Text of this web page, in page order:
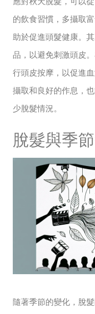
的飲食習慣，多攝取
助於促進頭髮健康。
品，以避免刺激頭皮
行頭皮按摩，以促進
攝取和良好的作息，
少脫髮情況。
脫髮與季
隨著季節的變化，脫